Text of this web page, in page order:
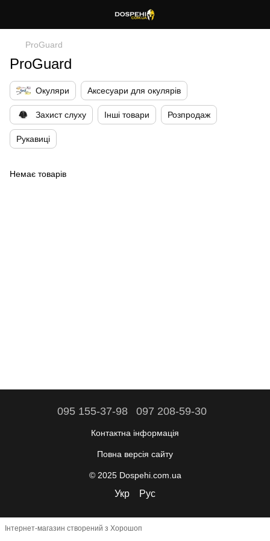
ProGuard
ProGuard
Окуляри Аксесуари для окулярів
Захист слуху Інші товари Розпродаж
Рукавиці
Немає товарів
095 155-37-98 097 208-59-30
Контактна інформація
Повна версія сайту
© 2025 Dospehi.com.ua
Укр Рус
Інтернет-магазин створений з Хорошоп